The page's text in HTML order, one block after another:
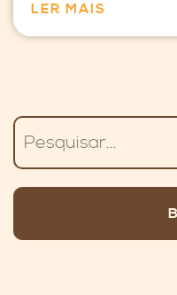
LER MAIS
Pesquisar